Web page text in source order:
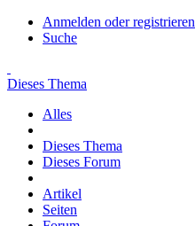
Anmelden oder registrieren
Suche
Dieses Thema
Alles
Dieses Thema
Dieses Forum
Artikel
Seiten